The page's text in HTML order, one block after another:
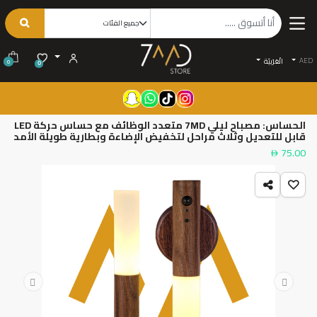
AED الْعَرَبيّة 0
0
الحساس: مصباح ليلي 7MD متعدد الوظائف مع حساس حركة LED
قابل للتعديل وثلاث مراحل لتخفيض الإضاءة وبطارية طويلة الأمد
75.00